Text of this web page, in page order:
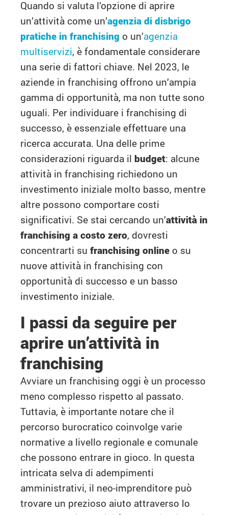
Quando si valuta l’opzione di aprire
un’attività come un’agenzia di disbrigo
pratiche in franchising o un’agenzia
multiservizi, è fondamentale considerare
una serie di fattori chiave. Nel 2023, le
aziende in franchising offrono un’ampia
gamma di opportunità, ma non tutte sono
uguali. Per individuare i franchising di
successo, è essenziale effettuare una
ricerca accurata. Una delle prime
considerazioni riguarda il budget: alcune
attività in franchising richiedono un
investimento iniziale molto basso, mentre
altre possono comportare costi
significativi. Se stai cercando un’attività in
franchising a costo zero, dovresti
concentrarti su franchising online o su
nuove attività in franchising con
opportunità di successo e un basso
investimento iniziale.
I passi da seguire per
aprire un’attività in
franchising
Avviare un franchising oggi è un processo
meno complesso rispetto al passato.
Tuttavia, è importante notare che il
percorso burocratico coinvolge varie
normative a livello regionale e comunale
che possono entrare in gioco. In questa
intricata selva di adempimenti
amministrativi, il neo-imprenditore può
trovare un prezioso aiuto attraverso lo